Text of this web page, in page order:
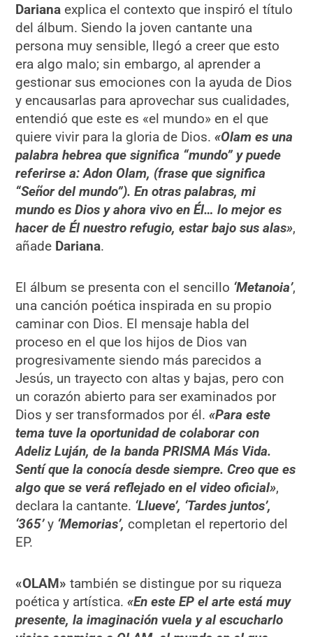
Dariana explica el contexto que inspiró el título
del álbum. Siendo la joven cantante una
persona muy sensible, llegó a creer que esto
era algo malo; sin embargo, al aprender a
gestionar sus emociones con la ayuda de Dios
y encausarlas para aprovechar sus cualidades,
entendió que este es «el mundo» en el que
quiere vivir para la gloria de Dios.«Olam es una
palabra hebrea que significa “mundo” y puede
referirse a: Adon Olam, (frase que significa
“Señor del mundo”). En otras palabras, mi
mundo es Dios y ahora vivo en Él… lo mejor es
hacer de Él nuestro refugio, estar bajo sus alas»,
añade Dariana.
El álbum se presenta con el sencillo ‘Metanoia’,
una canción poética inspirada en su propio
caminar con Dios. El mensaje habla del
proceso en el que los hijos de Dios van
progresivamente siendo más parecidos a
Jesús, un trayecto con altas y bajas, pero con
un corazón abierto para ser examinados por
Dios y ser transformados por él.«Para este
tema tuve la oportunidad de colaborar con
Adeliz Luján, de la banda PRISMA Más Vida.
Sentí que la conocía desde siempre. Creo que es
algo que se verá reflejado en el video oficial»,
declara la cantante. ‘Llueve’, ‘Tardes juntos’,
‘365’y ‘Memorias’, completan el repertorio del
EP.
«OLAM» también se distingue por su riqueza
poética y artística.«En este EP el arte está muy
presente, la imaginación vuela y al escucharlo